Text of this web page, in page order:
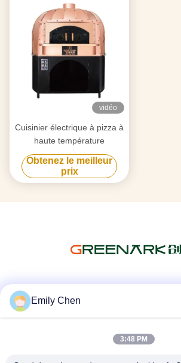
vidéo
Cuisinier électrique à pizza à
haute température
Obtenez le meilleur
prix
Emily Chen
3:48 PM